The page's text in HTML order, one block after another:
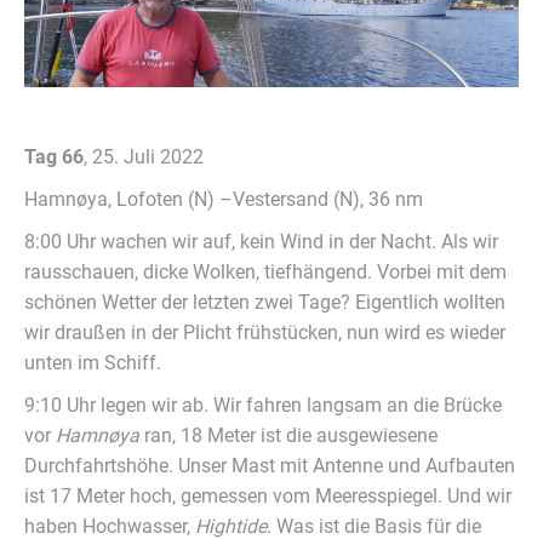
Tag 66, 25. Juli 2022
Hamnøya, Lofoten (N) –Vestersand (N), 36 nm
8:00 Uhr wachen wir auf, kein Wind in der Nacht. Als wir
rausschauen, dicke Wolken, tiefhängend. Vorbei mit dem
schönen Wetter der letzten zwei Tage? Eigentlich wollten
wir draußen in der Plicht frühstücken, nun wird es wieder
unten im Schiff.
9:10 Uhr legen wir ab. Wir fahren langsam an die Brücke
vor Hamnøya ran, 18 Meter ist die ausgewiesene
Durchfahrtshöhe. Unser Mast mit Antenne und Aufbauten
ist 17 Meter hoch, gemessen vom Meeresspiegel. Und wir
haben Hochwasser, Hightide. Was ist die Basis für die